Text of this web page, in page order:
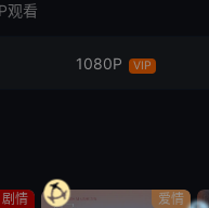
展开最为激烈的战争！
观看
1080P VIP
剧情 爱情